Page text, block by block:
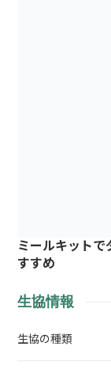
ミールキット
すすめ
生協情報
生協の種類